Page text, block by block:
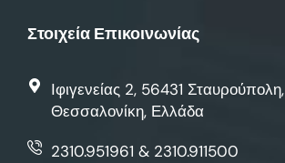
Στοιχεία Επικοινωνίας
Ιφιγενείας 2, 56431 Σταυρούπολη,
Θεσσαλονίκη, Ελλάδα
2310.951961 & 2310.911500